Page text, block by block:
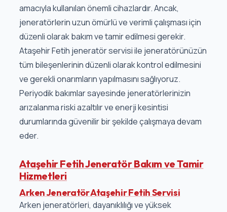
amacıyla kullanılan önemli cihazlardır. Ancak,
jeneratörlerin uzun ömürlü ve verimli çalışması için
düzenli olarak bakım ve tamir edilmesi gerekir.
Ataşehir Fetih jeneratör servisi ile jeneratörünüzün
tüm bileşenlerinin düzenli olarak kontrol edilmesini
ve gerekli onarımların yapılmasını sağlıyoruz.
Periyodik bakımlar sayesinde jeneratörlerinizin
arızalanma riski azaltılır ve enerji kesintisi
durumlarında güvenilir bir şekilde çalışmaya devam
eder.
Ataşehir Fetih Jeneratör Bakım ve Tamir
Hizmetleri
Arken Jeneratör Ataşehir Fetih Servisi
Arken jeneratörleri, dayanıklılığı ve yüksek